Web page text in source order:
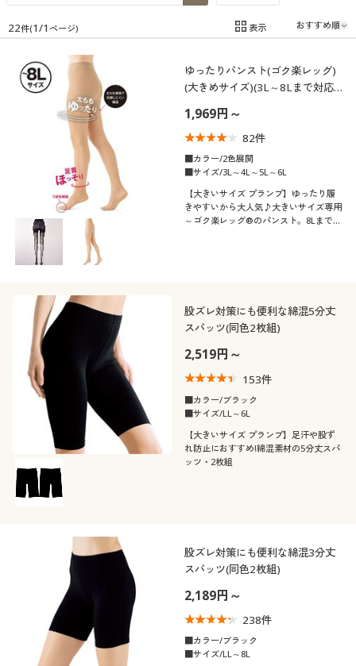
ジュニア・ティーンズ下着
メンズ下着
家電
キッチン・雑貨・日用品
寝具・インテリア・家具通販すべて
家具・収納
寝具・ベッド
カーテン・ラグ・ファブリック
美容・健康
美容・健康通販すべて
美容・健康・サプリメント
制服・スクール
制服・スクールすべて
制服・学生服
ジュニア・ティーンズ下着
大きいサイズ
大きいサイズ通販すべて
大きいサイズ レディース服
大きいサイズ レディース下着
大きいサイズ メンズ
大きいサイズ 事務・制服
バーゲンセール
シークレットセール
詳細検索
商品カテゴリ一覧
カタログ・チラシからのご注文
デジタルカタログ
カタログ無料プレゼント
会員メニュー
マイページ
お気に入り
サポート
ご利用ガイド
在庫 在庫のある商品のみ表示
カテゴリ
(4〜4.9)
(3〜3.9)
レディースサ
4L 7L 8L
カラー
こだわり条件
で絞り込む
柄・デザイン
ウール
ウォッシャブル(洗
える)
ストレッチ
抗菌防臭 吸汗速乾
冷感・涼感
着用感
ゆったり
タイト
30代
冬
円
22件(1/1 ページ) 表示
ゆったりパンスト(ゴク楽レッグ)
(大きめサイズ)(3L～8Lまで対応)
ト)(日本製)
1,969円～
82件
■カラー/2色展開
■サイズ/3L～4L～5L～6L
【大きいサイズ プランプ】ゆったり履
きやすいから大人気♪大きいサイズ専用
～ゴク楽レッグ®のパンスト。8Lまで対
股ズレ対策にも便利な綿混5分丈
スパッツ(同色2枚組)
2,519円～
153件
■カラー/ブラック
■サイズ/LL～6L
【大きいサイズ プランプ】足汗や股ず
れ防止におすすめ!綿混素材の5分丈スパ
ッツ・2枚組
股ズレ対策にも便利な綿混3分丈
スパッツ(同色2枚組)
2,189円～
238件
■カラー/ブラック
■サイズ/LL～8L